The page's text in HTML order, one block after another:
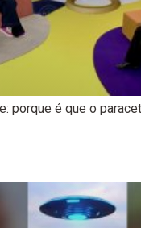
porque é que o